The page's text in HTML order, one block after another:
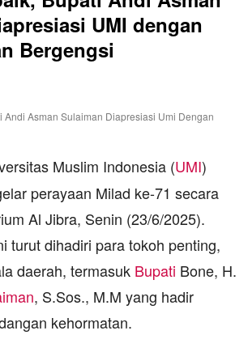
UMI dengan
Bergengsi
Muslim Indonesia (UMI)
perayaan Milad ke-71 secara
Al Jibra, Senin (23/6/2025).
turut dihadiri para tokoh penting,
daerah, termasuk Bupati Bone, H.
, S.Sos., M.M yang hadir
kehormatan.